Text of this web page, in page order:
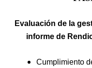
Evaluación de la
informe de
Cumplimiento